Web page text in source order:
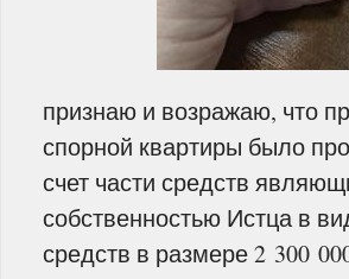
признаю и возражаю, что
спорной квартиры было
счет части средств
собственностью Истца в
средств в размере 2 300